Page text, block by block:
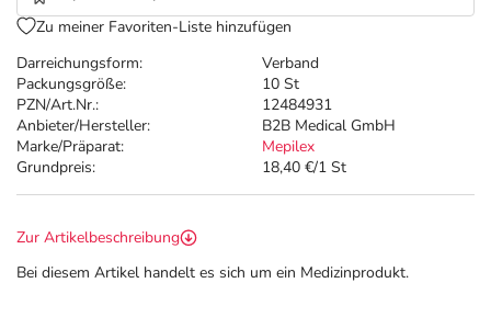
Darreichungsform:
Verband
Packungsgröße:
10 St
PZN/Art.Nr.:
12484931
Anbieter/Hersteller:
B2B Medical GmbH
Marke/Präparat:
Mepilex
Grundpreis:
18,40 €/1 St
Zu meiner Favoriten-Liste hinzufügen
Zur Artikelbeschreibung
Bei diesem Artikel handelt es sich um ein Medizinprodukt.